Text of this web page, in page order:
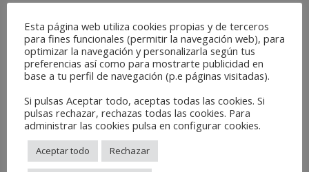
Esta página web utiliza cookies propias y de terceros
para fines funcionales (permitir la navegación web), para
optimizar la navegación y personalizarla según tus
preferencias así como para mostrarte publicidad en
base a tu perfil de navegación (p.e páginas visitadas).
Si pulsas Aceptar todo, aceptas todas las cookies. Si
pulsas rechazar, rechazas todas las cookies. Para
administrar las cookies pulsa en configurar cookies.
Aceptar todo Rechazar